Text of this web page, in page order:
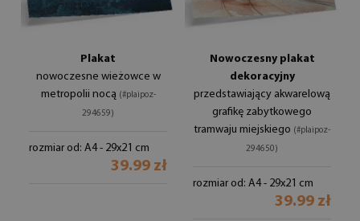
Plakat
nowoczesne wieżowce w
metropolii nocą (#plaipoz-
294659)
rozmiar od: A4 - 29x21 cm
39.99 zł
Nowoczesny plakat
dekoracyjny
przedstawiający akwarelową
grafikę zabytkowego
tramwaju miejskiego (#plaipoz-
294650)
rozmiar od: A4 - 29x21 cm
39.99 zł